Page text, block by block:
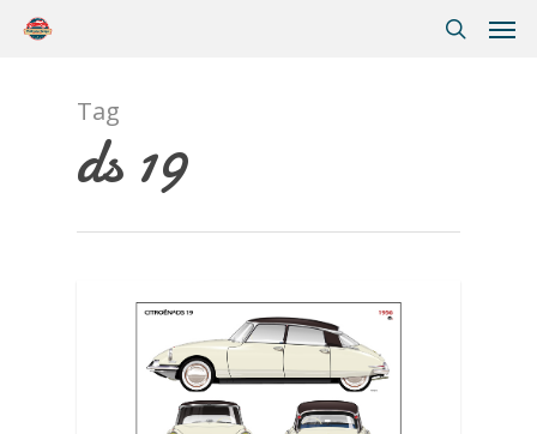
Tag
ds 19